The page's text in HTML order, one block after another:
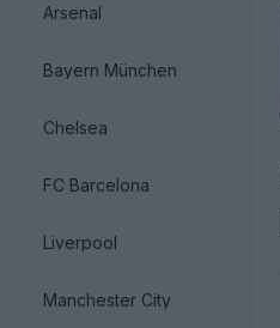
Arsenal
Bayern München
Chelsea
FC Barcelona
Liverpool
Manchester City